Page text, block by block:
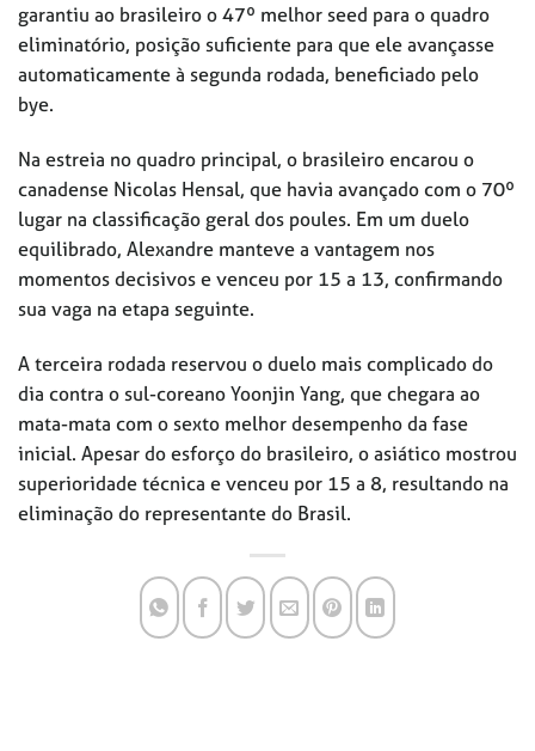
garantiu ao brasileiro o 47º melhor seed para o quadro
eliminatório, posição suficiente para que ele avançasse
automaticamente à segunda rodada, beneficiado pelo
bye.
Na estreia no quadro principal, o brasileiro encarou o
canadense Nicolas Hensal, que havia avançado com o 70º
lugar na classificação geral dos poules. Em um duelo
equilibrado, Alexandre manteve a vantagem nos
momentos decisivos e venceu por 15 a 13, confirmando
sua vaga na etapa seguinte.
A terceira rodada reservou o duelo mais complicado do
dia contra o sul-coreano Yoonjin Yang, que chegara ao
mata-mata com o sexto melhor desempenho da fase
inicial. Apesar do esforço do brasileiro, o asiático mostrou
superioridade técnica e venceu por 15 a 8, resultando na
eliminação do representante do Brasil.